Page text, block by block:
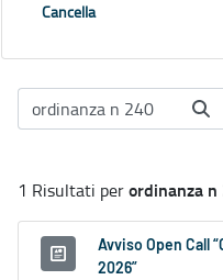
Cancella
1 Risultati perordinanza n
Avviso Open Call
2026”